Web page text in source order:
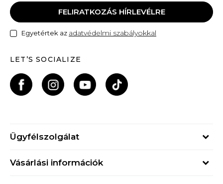
FELIRATKOZÁS HÍRLEVÉLRE
Egyetértek az adatvédelmi szabályokkal
LET’S SOCIALIZE
Ügyfélszolgálat
Vásárlási információk